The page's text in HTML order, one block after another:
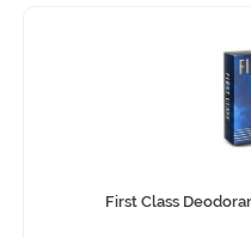
First Class